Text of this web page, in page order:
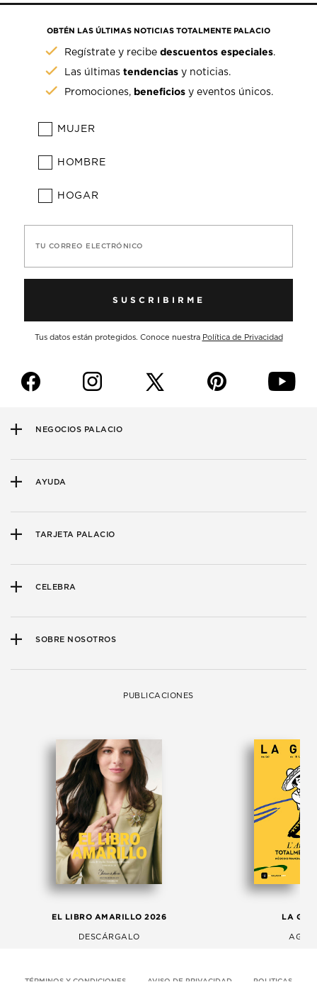
OBTÉN LAS ÚLTIMAS NOTICIAS TOTALMENTE PALACIO
Regístrate y recibedescuentos especiales.
Las últimastendencias y noticias.
Promociones, beneficios y eventos únicos.
MUJER
HOMBRE
HOGAR
TU CORREO ELECTRÓNICO
SUSCRIBIRME
Tus datos están protegidos. Conoce nuestra Política de Privacidad
f i p y
NEGOCIOS PALACIO
AYUDA
TARJETA PALACIO
CELEBRA
SOBRE NOSOTROS
PUBLICACIONES
EL LIBRO AMARILLO 2026
DESCÁRGALO
LA